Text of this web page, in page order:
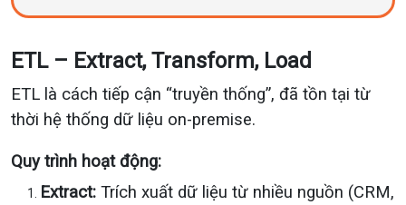
ETL – Extract, Transform, Load
ETL là cách tiếp cận “truyền thống”, đã tồn tại từ
thời hệ thống dữ liệu on-premise.
Quy trình hoạt động:
Extract: Trích xuất dữ liệu từ nhiều nguồn (CRM,